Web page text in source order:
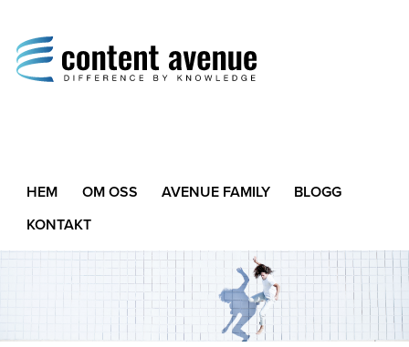
Difference by Knowledge
HEM OM OSS AVENUE FAMILY
BLOGG
KONTAKT